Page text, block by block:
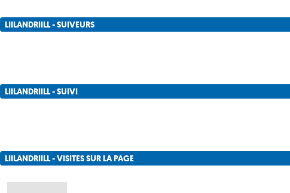
LIILANDRIILL - SUIVEURS
LIILANDRIILL - SUIVI
LIILANDRIILL - VISITES SUR LA PAGE